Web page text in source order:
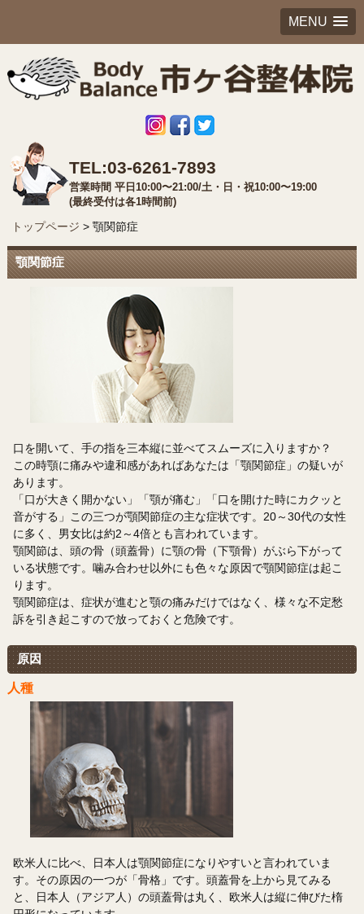
MENU
TEL:03-6261-7893
営業時間 平日10:00〜21:00/土・日・祝10:00〜19:00
(最終受付は各1時間前)
トップページ > 顎関節症
顎関節症
口を開いて、手の指を三本縦に並べてスムーズに入りますか？
この時顎に痛みや違和感があればあなたは「顎関節症」の疑いが
あります。
「口が大きく開かない」「顎が痛む」「口を開けた時にカクッと
音がする」この三つが顎関節症の主な症状です。20～30代の女性
に多く、男女比は約2～4倍とも言われています。
顎関節は、頭の骨（頭蓋骨）に顎の骨（下顎骨）がぶら下がって
いる状態です。噛み合わせ以外にも色々な原因で顎関節症は起こ
ります。
顎関節症は、症状が進むと顎の痛みだけではなく、様々な不定愁
訴を引き起こすので放っておくと危険です。
原因
人種
欧米人に比べ、日本人は顎関節症になりやすいと言われていま
す。その原因の一つが「骨格」です。頭蓋骨を上から見てみる
と、日本人（アジア人）の頭蓋骨は丸く、欧米人は縦に伸びた楕